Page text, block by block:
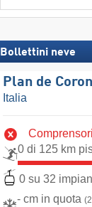
Bollettini neve
Plan de
Italia
0 di 125 km
0 su 32
- cm in quota